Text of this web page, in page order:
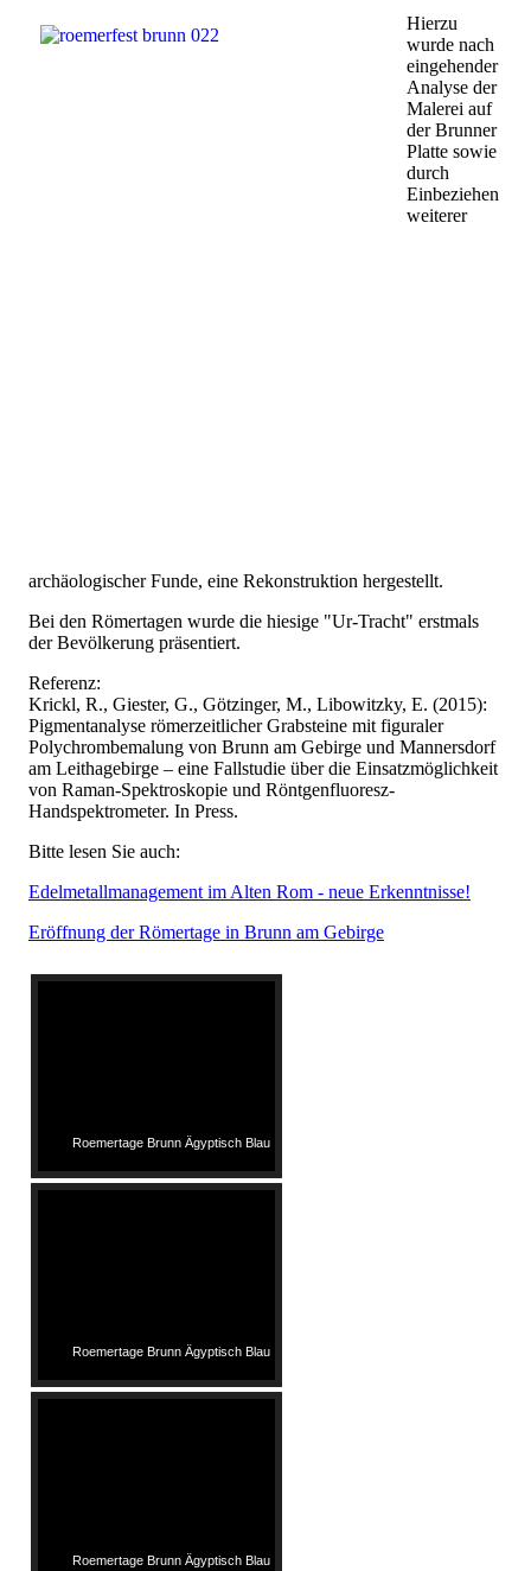
Hierzu
wurde nach
eingehender
Analyse der
Malerei auf
der Brunner
Platte sowie
durch
Einbeziehen
weiterer
archäologischer Funde, eine Rekonstruktion hergestellt.
Bei den Römertagen wurde die hiesige "Ur-Tracht" erstmals
der Bevölkerung präsentiert.
Referenz:
Krickl, R., Giester, G., Götzinger, M., Libowitzky, E. (2015):
Pigmentanalyse römerzeitlicher Grabsteine mit figuraler
Polychrombemalung von Brunn am Gebirge und Mannersdorf
am Leithagebirge – eine Fallstudie über die Einsatzmöglichkeit
von Raman-Spektroskopie und Röntgenfluoresz-
Handspektrometer. In Press.
Bitte lesen Sie auch:
Edelmetallmanagement im Alten Rom - neue Erkenntnisse!
Eröffnung der Römertage in Brunn am Gebirge
Roemertage Brunn Ägyptisch Blau
Roemertage Brunn Ägyptisch Blau
Roemertage Brunn Ägyptisch Blau